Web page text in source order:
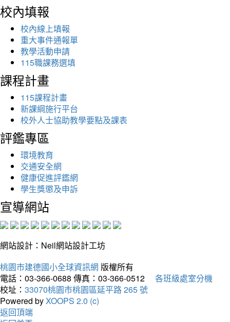
校內填報
校內線上填報
重大事件通報單
教學活動申請
115職課務選填
課程計畫
115課程計畫
新課綱施行平台
校外人士協助教學要點及課表
評鑑專區
環境教育
交通安全網
健康促進評鑑網
學生獎懲及申訴
宣導網站
網站設計：Neil網站設計工坊
桃園市建德國小全球資訊網 版權所有
電話：03-366-0688 傳真：03-366-0512
各班級處室分機
校址： 33070桃園市桃園區延平路 265 號
Powered byXOOPS 2.0 (c)
返回頂端